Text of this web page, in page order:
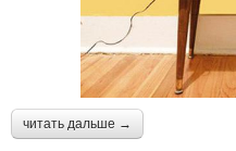
читать дальше →